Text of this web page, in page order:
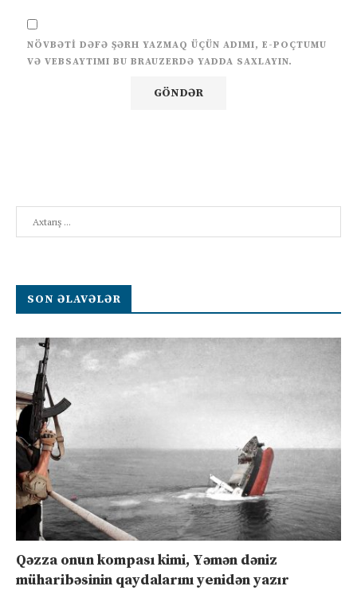
NÖVBƏTI DƏFƏ ŞƏRH YAZMAQ ÜÇÜN ADIMI, E-POÇTUMU
VƏ VEBSAYTIMI BU BRAUZERDƏ YADDA SAXLAYIN.
SON ƏLAVƏLƏR
Qəzza onun kompası kimi, Yəmən dəniz
müharibəsinin qaydalarını yenidən yazır